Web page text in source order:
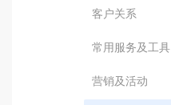
客户关系
常用服务及工具
营销及活动